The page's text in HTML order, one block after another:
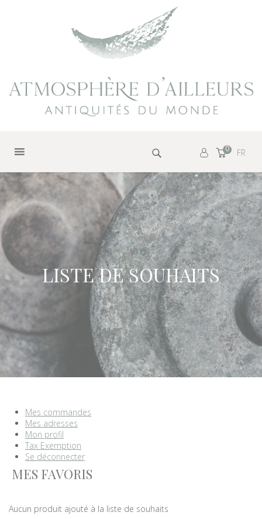
Rechercher : 0 FR
LISTE DE SOUHAITS
Mes commandes
Mes adresses
Mon profil
Tax Exemption
Se déconnecter
MES FAVORIS
Aucun produit ajouté à la liste de souhaits